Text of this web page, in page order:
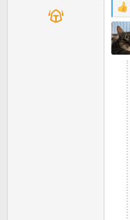
Р
е
а
к
ц